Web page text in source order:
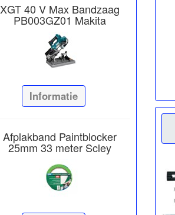
XGT 40 V Max Bandzaag
PB003GZ01 Makita
Informatie
Afplakband Paintblocker
25mm 33 meter Scley